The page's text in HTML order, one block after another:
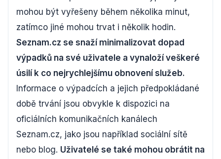
mohou být vyřešeny během několika minut,
zatímco jiné mohou trvat i několik hodin.
Seznam.cz se snaží minimalizovat dopad
výpadků na své uživatele a vynaloží veškeré
úsilí k co nejrychlejšímu obnovení služeb.
Informace o výpadcích a jejich předpokládané
době trvání jsou obvykle k dispozici na
oficiálních komunikačních kanálech
Seznam.cz, jako jsou například sociální sítě
nebo blog. Uživatelé se také mohou obrátit na